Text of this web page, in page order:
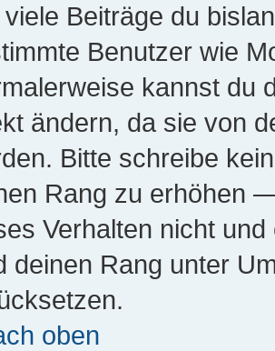
Beiträge du
Benutzer wie
kannst du
ändern, da sie von
Bitte schreibe
Rang zu erhöhen
Verhalten nicht
deinen Rang unter
oben